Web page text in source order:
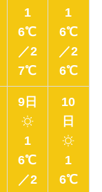
1
6℃
／2
7℃
1
6℃
／2
6℃
9日
1
6℃
／2
10
日
1
6℃